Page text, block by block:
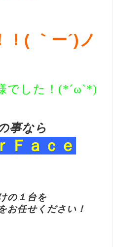
！( ｀ー´)ノ
でした！(*´ω`*)
事なら
ｒＦａｃｅ
の１台を
お任せください！